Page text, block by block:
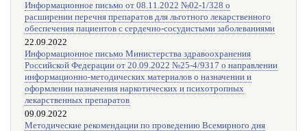
Информационное письмо от 08.11.2022 №02-1/328 о
расширении перечня препаратов для льготного лекарственного
обеспечения пациентов с сердечно-сосудистыми заболеваниями
22.09.2022
Информационное письмо Министерства здравоохранения
Российской Федерации от 20.09.2022 №25-4/9317 о направлении
информационно-методических материалов о назначении и
оформлении назначения наркотических и психотропных
лекарственных препаратов
09.09.2022
Методические рекомендации по проведению Всемирного дня